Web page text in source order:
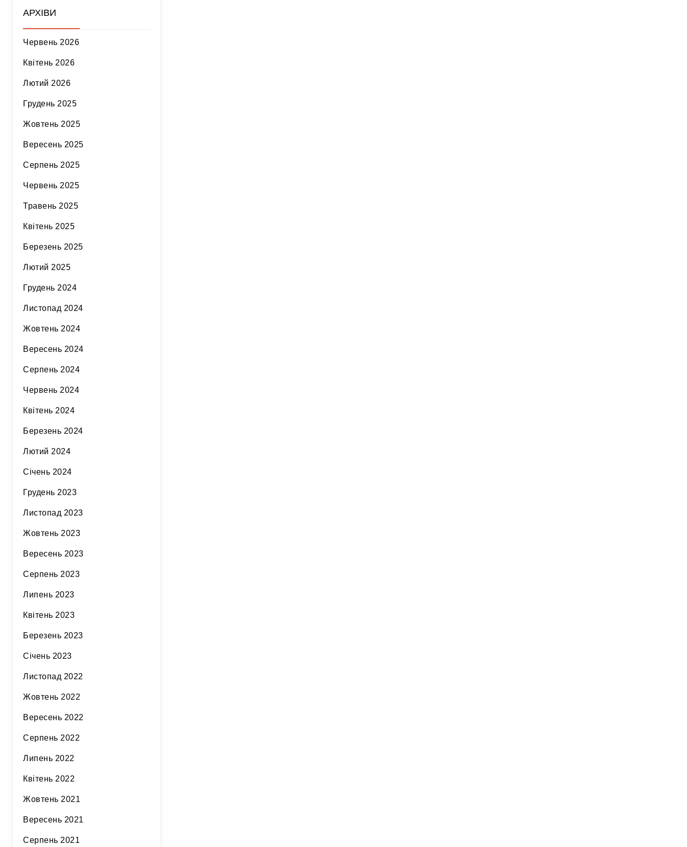
АРХІВИ
Червень 2026
Квітень 2026
Лютий 2026
Грудень 2025
Жовтень 2025
Вересень 2025
Серпень 2025
Червень 2025
Травень 2025
Квітень 2025
Березень 2025
Лютий 2025
Грудень 2024
Листопад 2024
Жовтень 2024
Вересень 2024
Серпень 2024
Червень 2024
Квітень 2024
Березень 2024
Лютий 2024
Січень 2024
Грудень 2023
Листопад 2023
Жовтень 2023
Вересень 2023
Серпень 2023
Липень 2023
Квітень 2023
Березень 2023
Січень 2023
Листопад 2022
Жовтень 2022
Вересень 2022
Серпень 2022
Липень 2022
Квітень 2022
Жовтень 2021
Вересень 2021
Серпень 2021